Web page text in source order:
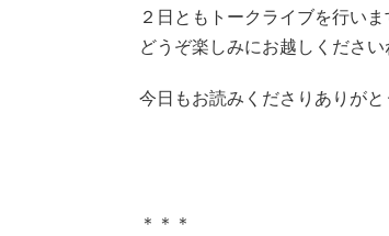
２日ともトークライブを行いま
どうぞ楽しみにお越しくださ
今日もお読みくださりありがと
＊＊＊